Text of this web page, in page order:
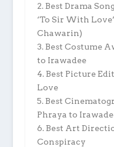
2. Best Drama
‘To Sir With
Chawarin)
3. Best Costume
to Irawadee
4. Best Picture
Love
5. Best
Phraya to
6. Best Art
Conspiracy